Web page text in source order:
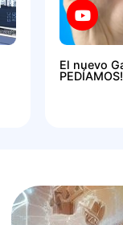
El nuevo
PEDÍAMOS!